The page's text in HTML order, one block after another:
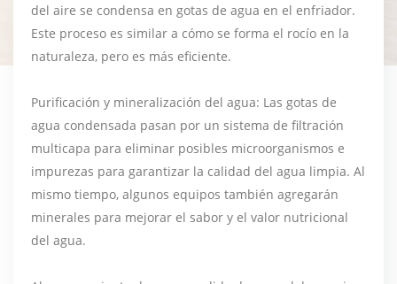
del aire se condensa en gotas de agua en el enfriador.
Este proceso es similar a cómo se forma el rocío en la
naturaleza, pero es más eficiente.
Purificación y mineralización del agua: Las gotas de
agua condensada pasan por un sistema de filtración
multicapa para eliminar posibles microorganismos e
impurezas para garantizar la calidad del agua limpia. Al
mismo tiempo, algunos equipos también agregarán
minerales para mejorar el sabor y el valor nutricional
del agua.